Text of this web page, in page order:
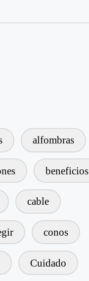
alfombras
beneficios
cable
conos
Cuidado